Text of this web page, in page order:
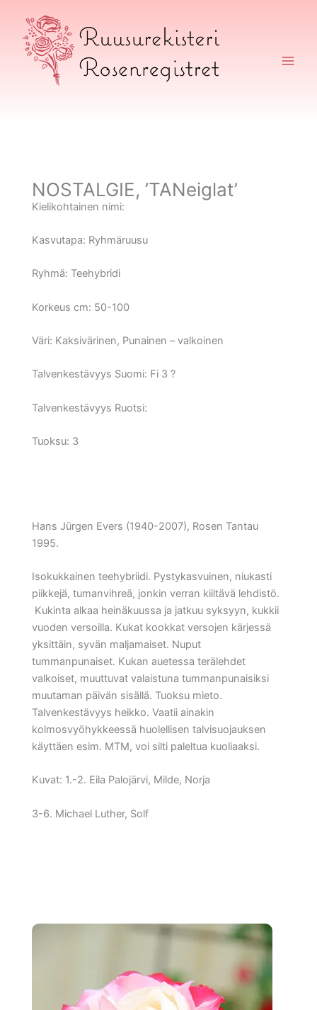
sisältöön
NOSTALGIE, ’TANeiglat’
Kielikohtainen nimi:
Kasvutapa: Ryhmäruusu
Ryhmä: Teehybridi
Korkeus cm: 50-100
Väri: Kaksivärinen, Punainen – valkoinen
Talvenkestävyys Suomi: Fi 3 ?
Talvenkestävyys Ruotsi:
Tuoksu: 3
Hans Jürgen Evers (1940-2007), Rosen Tantau
1995.
Isokukkainen teehybriidi. Pystykasvuinen, niukasti
piikkejä, tumanvihreä, jonkin verran kiiltävä lehdistö.
Kukinta alkaa heinäkuussa ja jatkuu syksyyn, kukkii
vuoden versoilla. Kukat kookkat versojen kärjessä
yksittäin, syvän maljamaiset. Nuput
tummanpunaiset. Kukan auetessa terälehdet
valkoiset, muuttuvat valaistuna tummanpunaisiksi
muutaman päivän sisällä. Tuoksu mieto.
Talvenkestävyys heikko. Vaatii ainakin
kolmosvyöhykkeessä huolellisen talvisuojauksen
käyttäen esim. MTM, voi silti paleltua kuoliaaksi.
Kuvat: 1.-2. Eila Palojärvi, Milde, Norja
3-6. Michael Luther, Solf